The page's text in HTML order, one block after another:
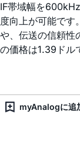
IF帯域幅を
度向上が可能です
や、伝送の信頼性
の価格は1.39ドル
myAnalogに追